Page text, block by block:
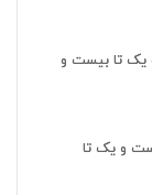
یک تا بیست و
و یک تا